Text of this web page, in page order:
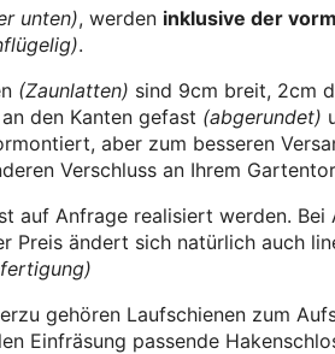
unten), werden inklusive der
.
(Zaunlatten) sind 9cm breit, 2cm
den Kanten gefast (abgerundet)
aber zum besseren
Verschluss an Ihrem
auf Anfrage realisiert werden. Bei
Preis ändert sich natürlich auch
gehören Laufschienen zum
Einfräsung passende